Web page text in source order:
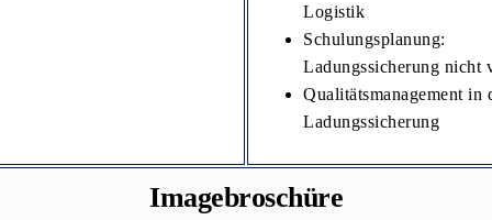
Logistik
Schulungsplanung:
Ladungssicherung nicht
Qualitätsmanagement in
Ladungssicherung
Imagebroschüre